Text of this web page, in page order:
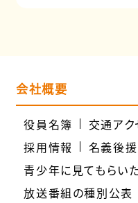
会社概要
役員名簿 交通アク
採用情報
名義後
青少年に見てもらい
放送番組の種別公表